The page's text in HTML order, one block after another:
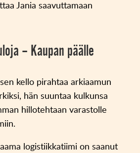
Jania saavuttamaan
– Kaupan päälle
kello pirahtaa arkiaamun
hän suuntaa kulkunsa
hillotehtaan varastolle
logistiikkatiimi on saanut